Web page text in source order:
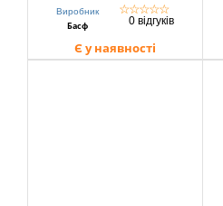
Виробник
Басф
☆☆☆☆☆
0 відгуків
Є у наявності